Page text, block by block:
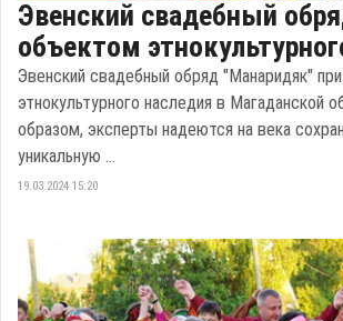
Эвенский свадебный
объектом
Эвенский свадебный обряд "Манаридяк"
этнокультурного наследия в Магаданской
образом, эксперты надеются на века
уникальную ...
19.03.2024 15:20